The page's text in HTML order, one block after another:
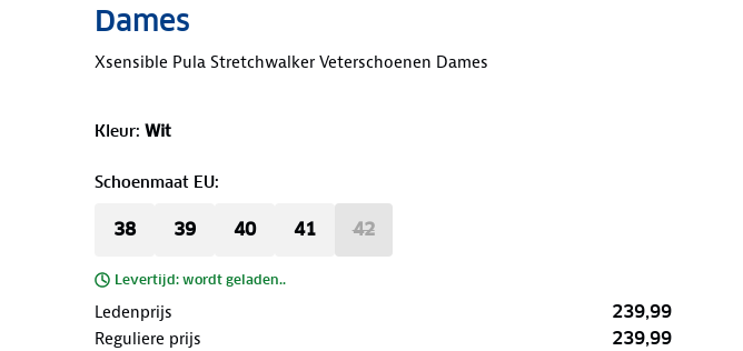
Dames
Xsensible Pula Stretchwalker Veterschoenen Dames
Kleur: Wit
Schoenmaat EU:
38 39 40 41 42
Levertijd: wordt geladen..
Ledenprijs 239,99
Reguliere prijs 239,99